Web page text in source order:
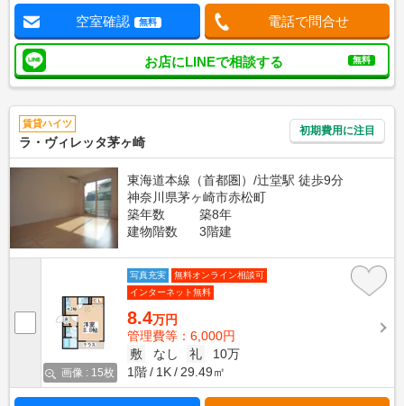
空室確認 無料 電話で問合せ
お店にLINEで相談する 無料
賃貸ハイツ
ラ・ヴィレッタ茅ヶ崎
初期費用に注目
東海道本線（首都圏）/辻堂駅 徒歩9分
神奈川県茅ヶ崎市赤松町
築年数
築8年
建物階数
3階建
画像 : 15枚
写真充実
無料オンライン相談可
インターネット無料
8.4万円
管理費等：6,000円
敷
なし 礼
10万
1階
1K 29.49㎡